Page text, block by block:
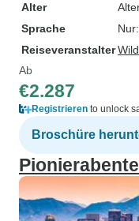
Alter
Sprache
Reiseveranstalter
Ab
€2.287
Registrieren to unlock
Broschüre